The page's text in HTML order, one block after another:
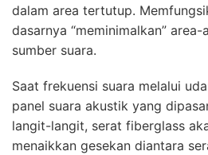
dalam area tertutup.
dasarnya “meminimalkan”
sumber suara.
Saat frekuensi suara melalui
panel suara akustik yang
langit-langit, serat fiberglass
menaikkan gesekan diantara